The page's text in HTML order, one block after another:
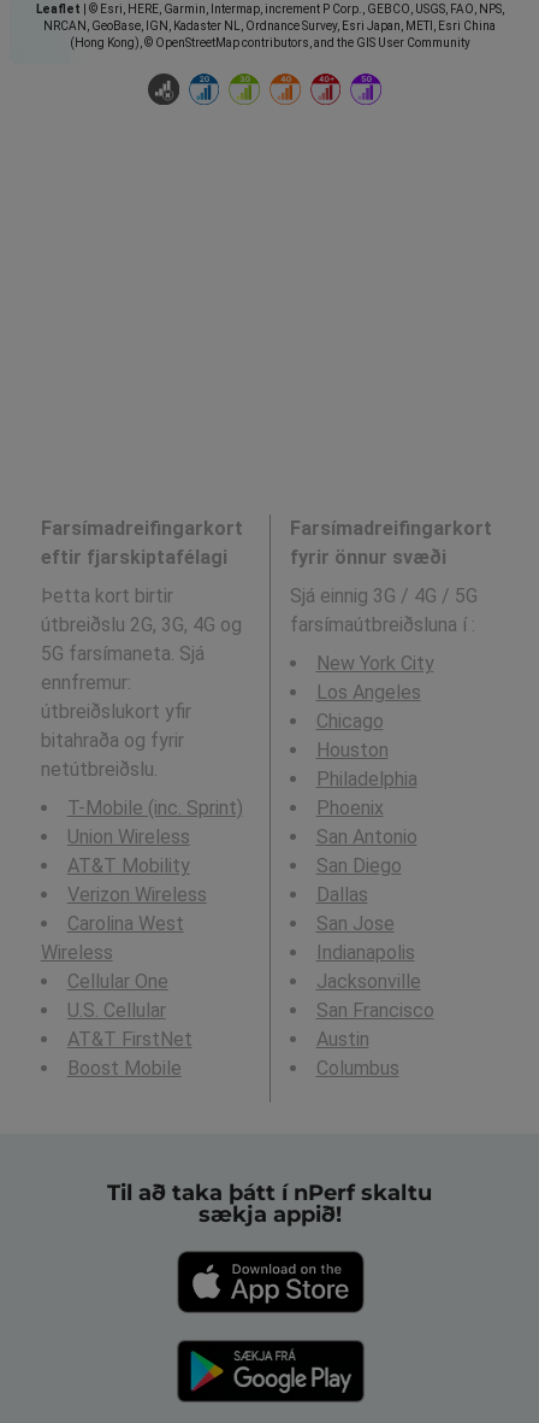
Leaflet
© Esri, HERE, Garmin, Intermap, increment P Corp., GEBCO, USGS, FAO, NPS,
NRCAN, GeoBase, IGN, Kadaster NL, Ordnance Survey, Esri Japan, METI, Esri China
(Hong Kong), © OpenStreetMap contributors, and the GIS User Community
Farsímadreifingarkort
eftir fjarskiptafélagi
Þetta kort birtir
útbreiðslu 2G, 3G, 4G og
5G farsímaneta. Sjá
ennfremur:
útbreiðslukort yfir
bitahraða og fyrir
netútbreiðslu.
T-Mobile (inc. Sprint)
Union Wireless
AT&T Mobility
Verizon Wireless
Carolina West
Wireless
Cellular One
U.S. Cellular
AT&T FirstNet
Boost Mobile
Farsímadreifingarkort
fyrir önnur svæði
Sjá einnig 3G / 4G / 5G
farsímaútbreiðsluna í :
New York City
Los Angeles
Chicago
Houston
Philadelphia
Phoenix
San Antonio
San Diego
Dallas
San Jose
Indianapolis
Jacksonville
San Francisco
Austin
Columbus
Til að taka þátt í nPerf skaltu
sækja appið!